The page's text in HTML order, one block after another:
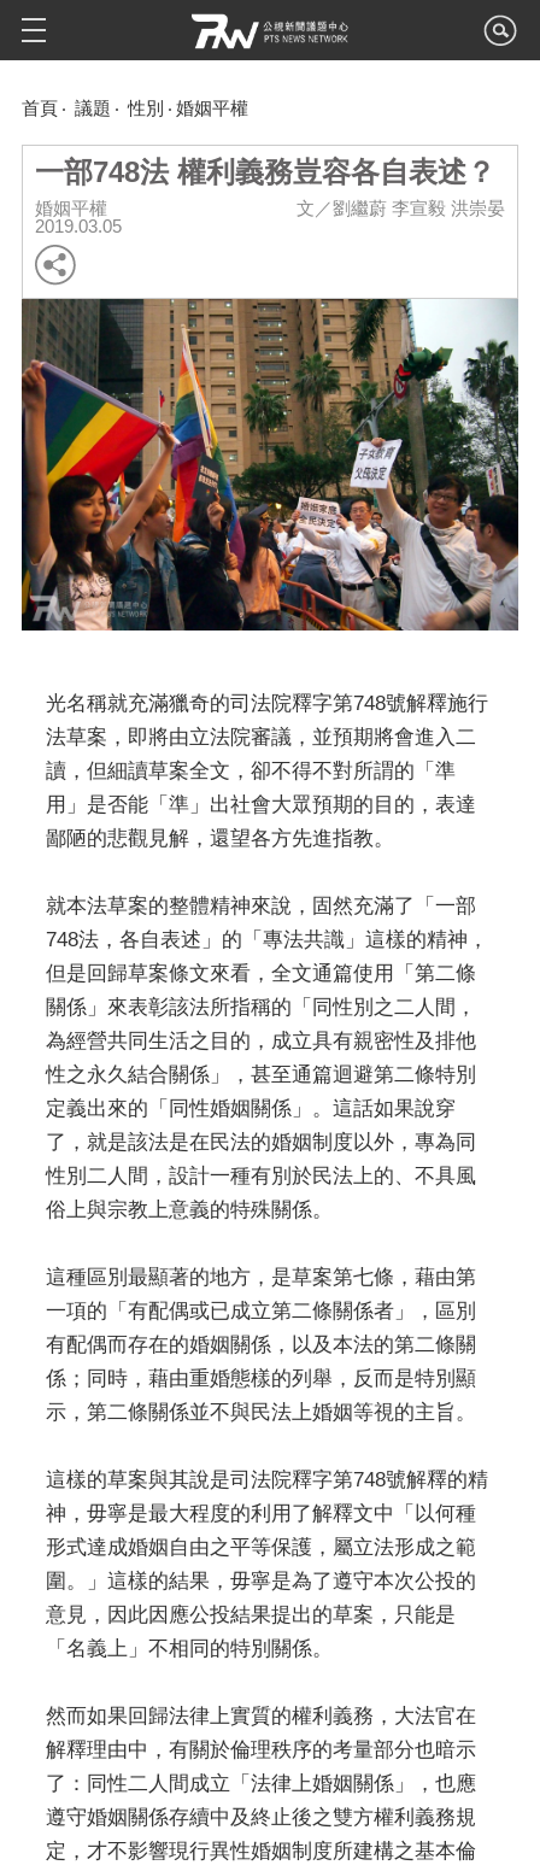
首頁 議題 性別 婚姻平權
一部748法 權利義務豈容各自表述？
婚姻平權
2019.03.05
文／劉繼蔚 李宣毅 洪崇晏
光名稱就充滿獵奇的司法院釋字第748號解釋施行
法草案，即將由立法院審議，並預期將會進入二
讀，但細讀草案全文，卻不得不對所謂的「準
用」是否能「準」出社會大眾預期的目的，表達
鄙陋的悲觀見解，還望各方先進指教。
就本法草案的整體精神來說，固然充滿了「一部
748法，各自表述」的「專法共識」這樣的精神，
但是回歸草案條文來看，全文通篇使用「第二條
關係」來表彰該法所指稱的「同性別之二人間，
為經營共同生活之目的，成立具有親密性及排他
性之永久結合關係」，甚至通篇迴避第二條特別
定義出來的「同性婚姻關係」。這話如果說穿
了，就是該法是在民法的婚姻制度以外，專為同
性別二人間，設計一種有別於民法上的、不具風
俗上與宗教上意義的特殊關係。
這種區別最顯著的地方，是草案第七條，藉由第
一項的「有配偶或已成立第二條關係者」，區別
有配偶而存在的婚姻關係，以及本法的第二條關
係；同時，藉由重婚態樣的列舉，反而是特別顯
示，第二條關係並不與民法上婚姻等視的主旨。
這樣的草案與其說是司法院釋字第748號解釋的精
神，毋寧是最大程度的利用了解釋文中「以何種
形式達成婚姻自由之平等保護，屬立法形成之範
圍。」這樣的結果，毋寧是為了遵守本次公投的
意見，因此因應公投結果提出的草案，只能是
「名義上」不相同的特別關係。
然而如果回歸法律上實質的權利義務，大法官在
解釋理由中，有關於倫理秩序的考量部分也暗示
了：同性二人間成立「法律上婚姻關係」，也應
遵守婚姻關係存續中及終止後之雙方權利義務規
定，才不影響現行異性婚姻制度所建構之基本倫